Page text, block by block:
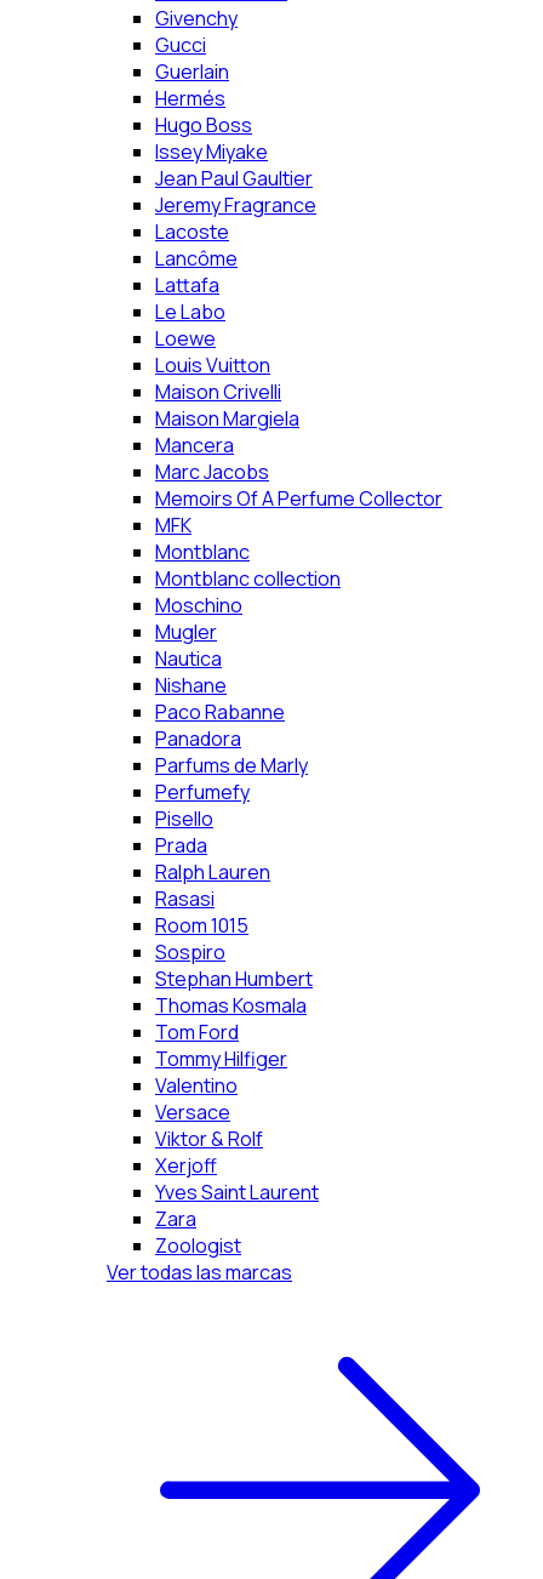
Givenchy
Gucci
Guerlain
Hermés
Hugo Boss
Issey Miyake
Jean Paul Gaultier
Jeremy Fragrance
Lacoste
Lancôme
Lattafa
Le Labo
Loewe
Louis Vuitton
Maison Crivelli
Maison Margiela
Mancera
Marc Jacobs
Memoirs Of A Perfume Collector
MFK
Montblanc
Montblanc collection
Moschino
Mugler
Nautica
Nishane
Paco Rabanne
Panadora
Parfums de Marly
Perfumefy
Pisello
Prada
Ralph Lauren
Rasasi
Room 1015
Sospiro
Stephan Humbert
Thomas Kosmala
Tom Ford
Tommy Hilfiger
Valentino
Versace
Viktor & Rolf
Xerjoff
Yves Saint Laurent
Zara
Zoologist
Ver todas las marcas